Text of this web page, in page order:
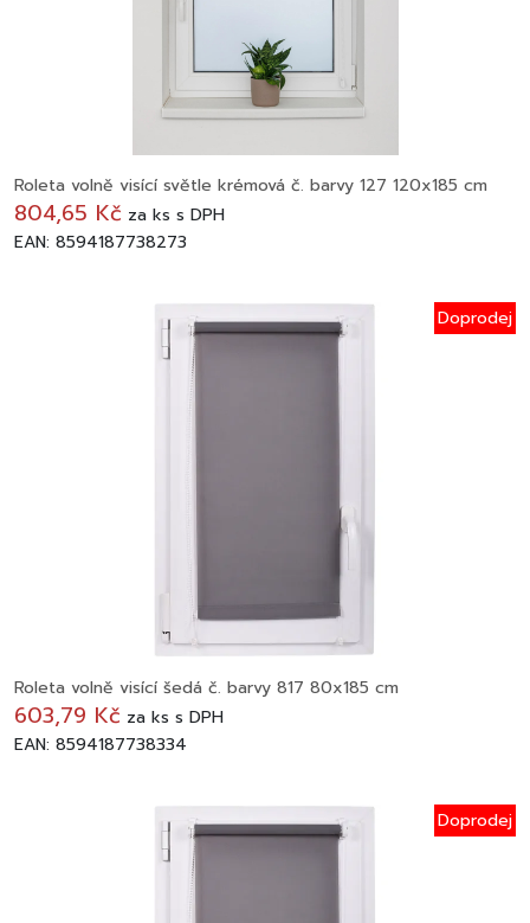
Roleta volně visící světle krémová č. barvy 127 120x185 cm
804,65 Kč za ks s DPH
EAN: 8594187738273
Doprodej
Roleta volně visící šedá č. barvy 817 80x185 cm
603,79 Kč za ks s DPH
EAN: 8594187738334
Doprodej